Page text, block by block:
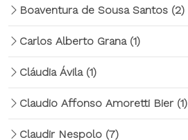
Boaventura de Sousa Santos (2)
Carlos Alberto Grana (1)
Cláudia Ávila (1)
Claudio Affonso Amoretti Bier (1)
Claudir Nespolo (7)